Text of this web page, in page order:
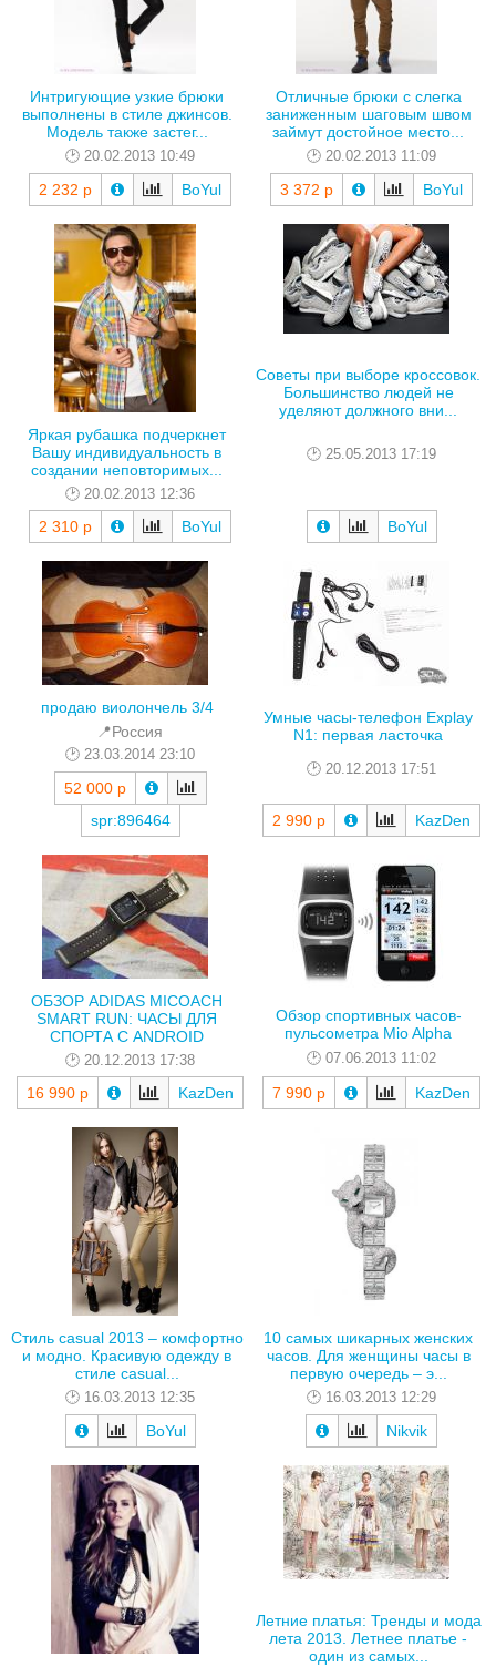
Интригующие узкие брюки
выполнены в стиле джинсов.
Модель также застег...
20.02.2013 10:49
2 232 р BoYul
Отличные брюки с слегка
заниженным шаговым швом
займут достойное место...
20.02.2013 11:09
3 372 р BoYul
Яркая рубашка подчеркнет
Вашу индивидуальность в
создании неповторимых...
20.02.2013 12:36
2 310 р BoYul
Советы при выборе кроссовок.
Большинство людей не
уделяют должного вни...
25.05.2013 17:19
BoYul
продаю виолончель 3/4
📍Россия
23.03.2014 23:10
52 000 р
spr:896464
Умные часы-телефон Explay
N1: первая ласточка
20.12.2013 17:51
2 990 р KazDen
ОБЗОР ADIDAS MICOACH
SMART RUN: ЧАСЫ ДЛЯ
СПОРТА С ANDROID
20.12.2013 17:38
16 990 р KazDen
Обзор спортивных часов-
пульсометра Mio Alpha
07.06.2013 11:02
7 990 р KazDen
Стиль casual 2013 – комфортно
и модно. Красивую одежду в
стиле casual...
16.03.2013 12:35
BoYul
10 самых шикарных женских
часов. Для женщины часы в
первую очередь – э...
16.03.2013 12:29
Nikvik
Летние платья: Тренды и мода
лета 2013. Летнее платье -
один из самых...